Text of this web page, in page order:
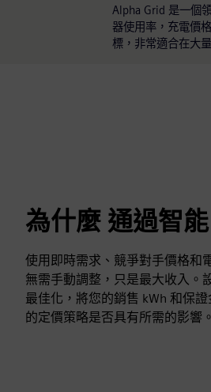
Alpha Grid 是一個
器使用率，充電價
標，非常適合在大
為什麼 通過智
使用即時需求、競爭對手價格和
無需手動調整，只是最大收入。
最佳化，將您的銷售 kWh 和保
的定價策略是否具有所需的影響。